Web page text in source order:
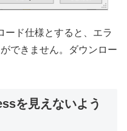
ード仕様とすると、エラ
できません。ダウンロー
を見えないよう